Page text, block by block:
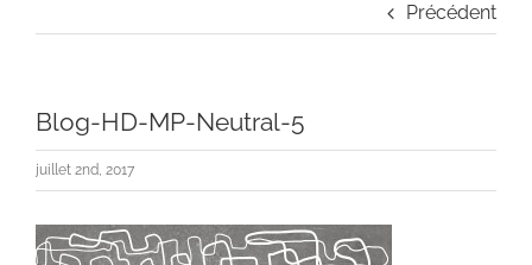
Précédent
Blog-HD-MP-Neutral-5
juillet 2nd, 2017